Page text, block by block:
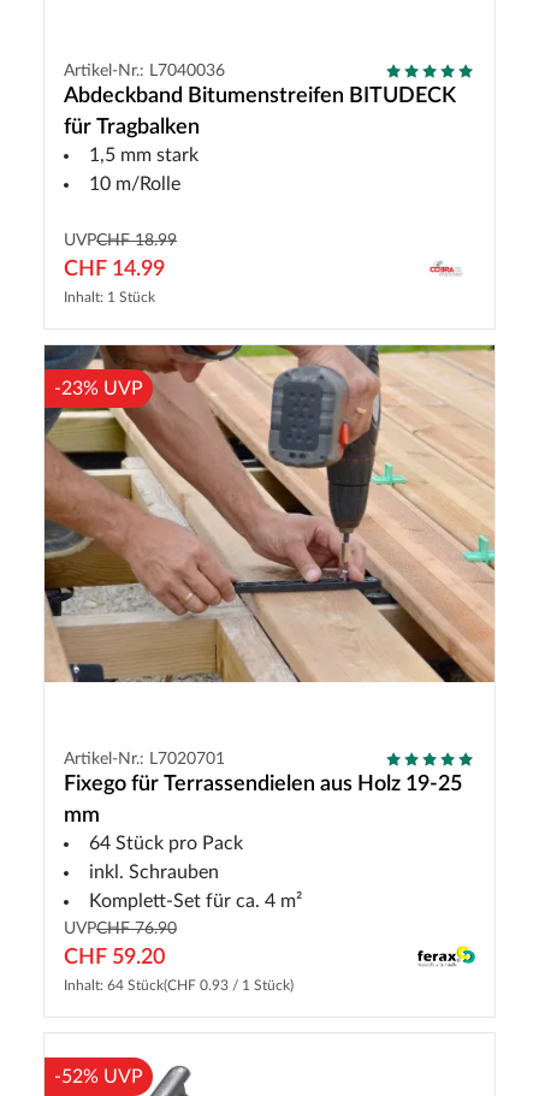
Artikel-Nr.: L7040036
Abdeckband Bitumenstreifen BITUDECK
für Tragbalken
1,5 mm stark
10 m/Rolle
UVPCHF 18.99
CHF 14.99
Inhalt: 1 Stück
-23% UVP
Artikel-Nr.: L7020701
Fixego für Terrassendielen aus Holz 19-25
mm
64 Stück pro Pack
inkl. Schrauben
Komplett-Set für ca. 4 m²
UVPCHF 76.90
CHF 59.20
Inhalt: 64 Stück(CHF 0.93 / 1 Stück)
-52% UVP